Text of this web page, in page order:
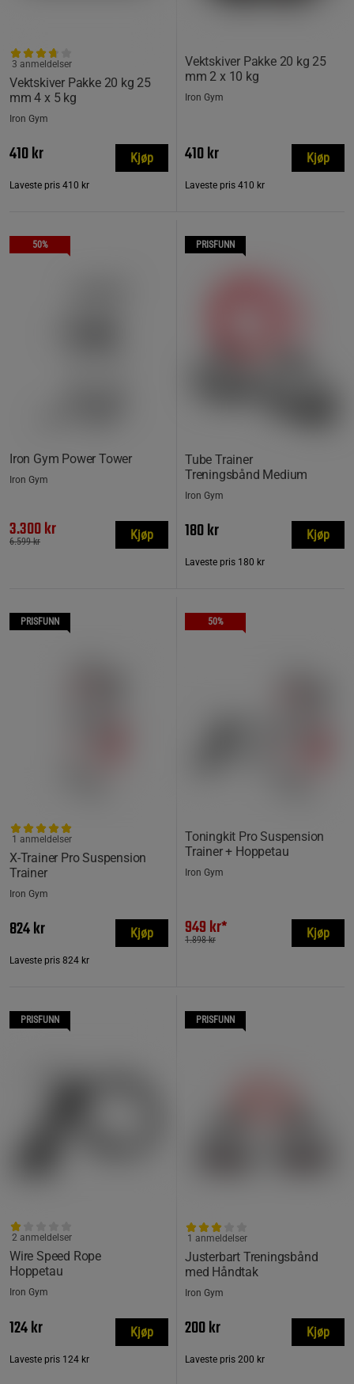
Vektskiver Pakke 20 kg 25
mm 4 x 5 kg
3 anmeldelser
Iron Gym
410 kr
Laveste pris 410 kr
Kjøp
Vektskiver Pakke 20 kg 25
mm 2 x 10 kg
Iron Gym
410 kr
Laveste pris 410 kr
Kjøp
50%
Iron Gym Power Tower
Iron Gym
3.300 kr
6.599 kr Kjøp
PRISFUNN
Tube Trainer
Treningsbånd Medium
Iron Gym
180 kr
Laveste pris 180 kr
Kjøp
PRISFUNN
X-Trainer Pro Suspension
Trainer
1 anmeldelser
Iron Gym
824 kr
Laveste pris 824 kr
Kjøp
50%
Toningkit Pro Suspension
Trainer + Hoppetau
Iron Gym
949 kr*
1.898 kr Kjøp
PRISFUNN
Wire Speed ​​​​Rope
Hoppetau
2 anmeldelser
Iron Gym
124 kr
Laveste pris 124 kr
Kjøp
PRISFUNN
Justerbart Treningsbånd
med Håndtak
1 anmeldelser
Iron Gym
200 kr
Laveste pris 200 kr
Kjøp